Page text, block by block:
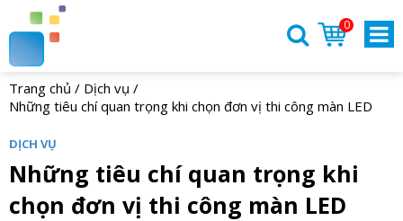
0
Trang chủ / Dịch vụ /
Những tiêu chí quan trọng khi chọn đơn vị thi công màn LED
DỊCH VỤ
Những tiêu chí quan trọng khi
chọn đơn vị thi công màn LED